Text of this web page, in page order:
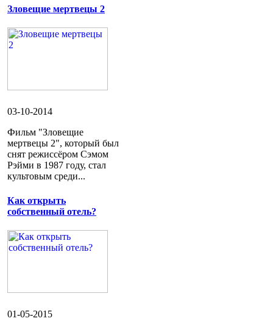
Зловещие мертвецы 2
03-10-2014
Фильм "Зловещие
мертвецы 2", который был
снят режиссёром Сэмом
Рэйми в 1987 году, стал
культовым среди...
Как открыть
собственный отель?
01-05-2015